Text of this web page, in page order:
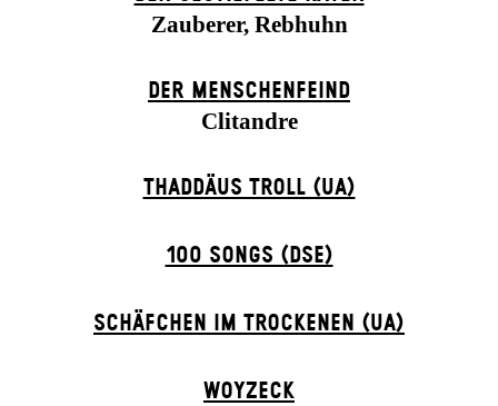
Zauberer, Rebhuhn
DER MENSCHENFEIND
Clitandre
THADDÄUS TROLL (UA)
100 SONGS (DSE)
SCHÄFCHEN IM TROCKENEN (UA)
WOYZECK